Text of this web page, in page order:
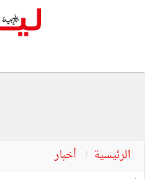
الرئيسية أخبار